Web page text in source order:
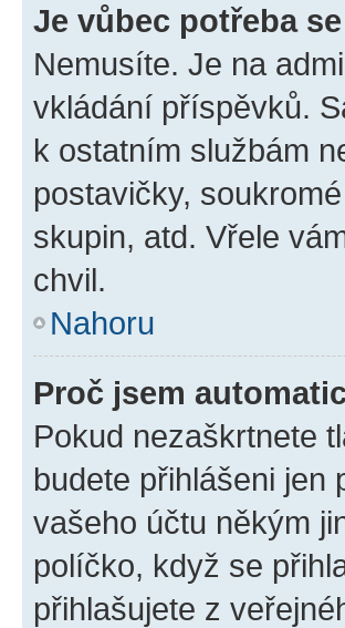
Je vůbec potřeba
Nemusíte. Je na
vkládání příspěvků.
k ostatním službám
postavičky,
skupin, atd. Vřele
chvil.
Nahoru
Proč jsem
Pokud nezaškrtnete
budete přihlášeni jen
vašeho účtu někým
políčko, když se
přihlašujete z